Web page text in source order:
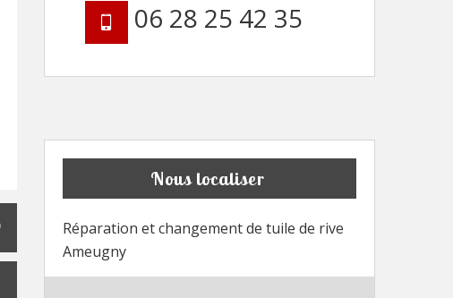
06 28 25 42 35
Nous localiser
Réparation et changement de tuile de rive
Ameugny